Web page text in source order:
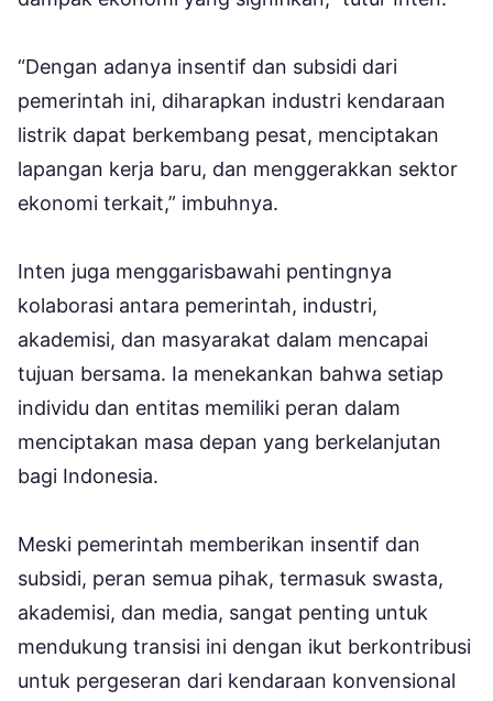
“Dengan adanya insentif dan subsidi dari
pemerintah ini, diharapkan industri kendaraan
listrik dapat berkembang pesat, menciptakan
lapangan kerja baru, dan menggerakkan sektor
ekonomi terkait,” imbuhnya.
Inten juga menggarisbawahi pentingnya
kolaborasi antara pemerintah, industri,
akademisi, dan masyarakat dalam mencapai
tujuan bersama. Ia menekankan bahwa setiap
individu dan entitas memiliki peran dalam
menciptakan masa depan yang berkelanjutan
bagi Indonesia.
Meski pemerintah memberikan insentif dan
subsidi, peran semua pihak, termasuk swasta,
akademisi, dan media, sangat penting untuk
mendukung transisi ini dengan ikut berkontribusi
untuk pergeseran dari kendaraan konvensional